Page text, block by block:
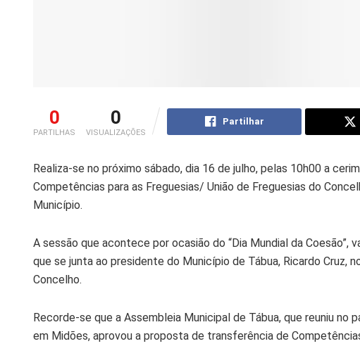
0
PARTILHAS
0
VISUALIZAÇÕES
Partilhar
Realiza-se no próximo sábado, dia 16 de julho, pelas 10h00 a
Competências para as Freguesias/ União de Freguesias do
Município.
A sessão que acontece por ocasião do “Dia Mundial da Coesão”,
que se junta ao presidente do Município de Tábua, Ricardo Cruz,
Concelho.
Recorde-se que a Assembleia Municipal de Tábua, que reuniu no
em Midões, aprovou a proposta de transferência de